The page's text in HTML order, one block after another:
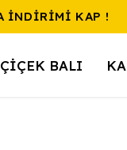
İNDİRİMİ KAP !
BALI